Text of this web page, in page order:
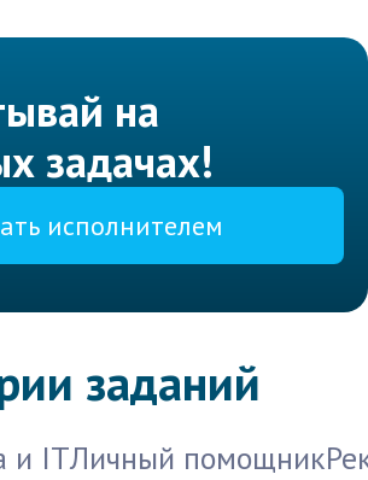
на
задачах!
исполнителем
заданий
и ITЛичный помощник